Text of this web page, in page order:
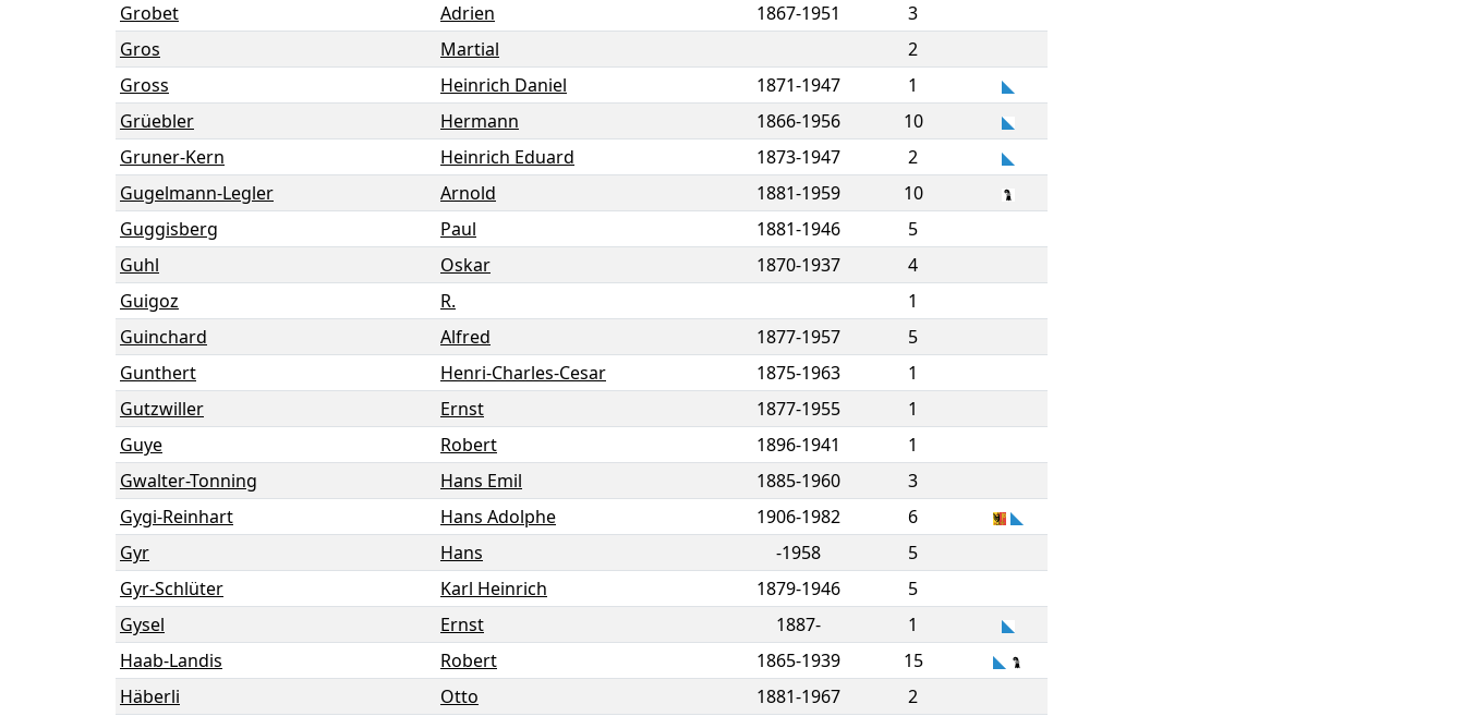
Grobet
Adrien 1867-1951
3
Gros
Martial
2
Gross
Heinrich Daniel 1871-1947
1
Grüebler
Hermann 1866-1956
10
Gruner-Kern
Heinrich Eduard 1873-1947
2
Gugelmann-Legler
Arnold 1881-1959
10
Guggisberg
Paul 1881-1946
5
Guhl
Oskar 1870-1937
4
Guigoz
R.
1
Guinchard
Alfred 1877-1957
5
Gunthert
Henri-Charles-Cesar 1875-1963
1
Gutzwiller
Ernst 1877-1955
1
Guye
Robert 1896-1941
1
Gwalter-Tonning
Hans Emil 1885-1960
3
Gygi-Reinhart
Hans Adolphe 1906-1982
6
Gyr
Hans -1958
5
Gyr-Schlüter
Karl Heinrich 1879-1946
5
Gysel
Ernst 1887-
1
Haab-Landis
Robert 1865-1939
15
Häberli
Otto 1881-1967 2